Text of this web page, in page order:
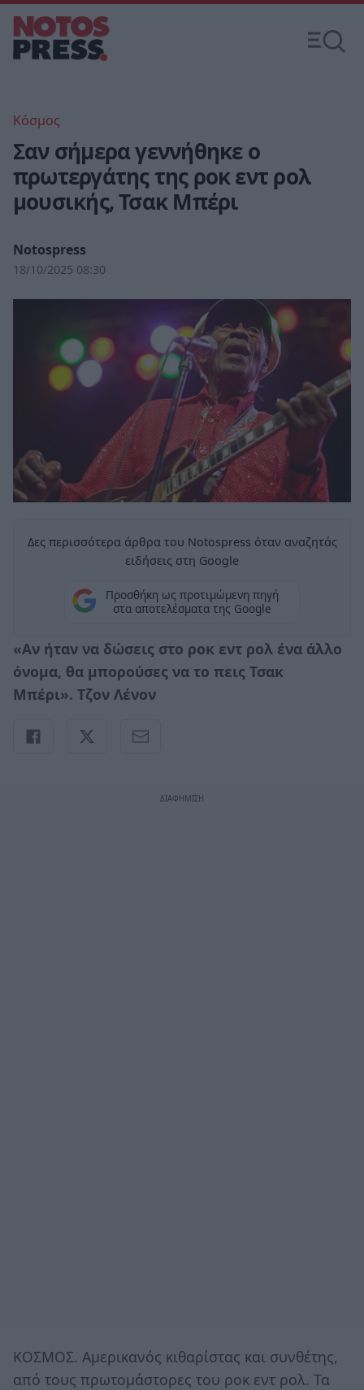
Κόσμος
Σαν σήμερα γεννήθηκε ο
πρωτεργάτης της ροκ εντ ρολ
μουσικής, Τσακ Μπέρι
Notospress
18/10/2025 08:30
Δες περισσότερα άρθρα του Notospress όταν αναζητάς
ειδήσεις στη Google
Προσθήκη ως προτιμώμενη πηγή
στα αποτελέσματα της Google
«Αν ήταν να δώσεις στο ροκ εντ ρολ ένα άλλο
όνομα, θα μπορούσες να το πεις Τσακ
Μπέρι». Τζον Λένον
ΚΟΣΜΟΣ. Αμερικανός κιθαρίστας και συνθέτης,
από τους πρωτομάστορες του ροκ εντ ρολ. Τα